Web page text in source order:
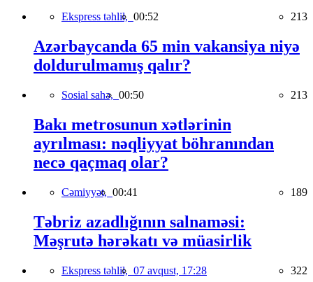
Ekspress təhlil, 00:52 213
Azərbaycanda 65 min vakansiya niyə
doldurulmamış qalır?
Sosial sahə, 00:50 213
Bakı metrosunun xətlərinin
ayrılması: nəqliyyat böhranından
necə qaçmaq olar?
Cəmiyyət, 00:41 189
Təbriz azadlığının salnaməsi:
Məşrutə hərəkatı və müasirlik
Ekspress təhlil, 07 avqust, 17:28 322